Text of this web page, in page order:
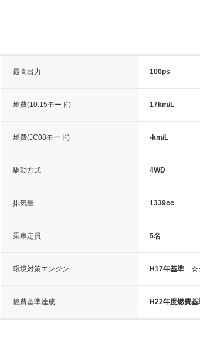
最高出力 100ps
燃費(10.15モード) 17km/L
燃費(JC08モード) -km/L
駆動方式 4WD
排気量 1339cc
乗車定員 5名
環境対策エンジン H17年基準
燃費基準達成 H22年度燃費